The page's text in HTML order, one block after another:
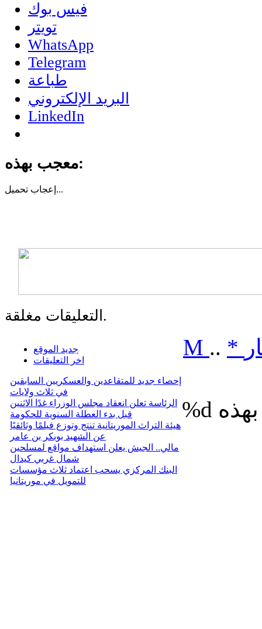
فيس بوك
تويتر
WhatsApp
Telegram
طباعة
البريد الإلكتروني
LinkedIn
معجب بهذه:
إعجاب تحميل...
التعليقات مغلقة.
جديد الموقع
اخر التعليقات
إحصاء جديد للمتقاعدين والعسكريين السابقين
في ثلاث ولايات
الرئاسة تعلن انعقاد مجلس الوزراء غدًا الاثنين
قبل بدء العطلة السنوية للحكومة
هيئة التراث الموريتانية تنتج وتوزع فيلمًا وثائقيًا
عن الشهيد بوبكر بن عامر
مالي.. الجيش يعلن استهداف مواقع لمسلحين
شمال غربي كيدال
البنك المركزي يسحب اعتماد ثلاث مؤسسات
للتمويل في موريتانيا
M .. *
%d